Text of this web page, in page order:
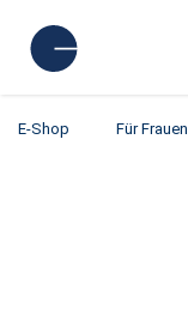
E-Shop Für Frauen